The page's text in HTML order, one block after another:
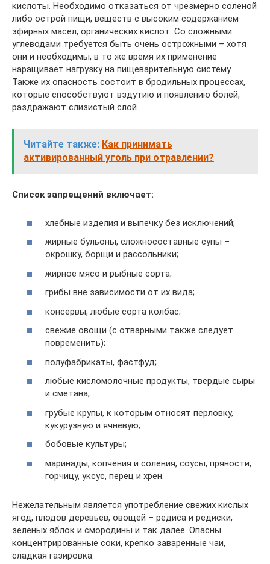
кислоты. Необходимо отказаться от чрезмерно соленой
либо острой пищи, веществ с высоким содержанием
эфирных масел, органических кислот. Со сложными
углеводами требуется быть очень острожными – хотя
они и необходимы, в то же время их применение
наращивает нагрузку на пищеварительную систему.
Также их опасность состоит в бродильных процессах,
которые способствуют вздутию и появлению болей,
раздражают слизистый слой.
Читайте также: Как принимать
активированный уголь при отравлении?
Список запрещений включает:
хлебные изделия и выпечку без исключений;
жирные бульоны, сложносоставные супы –
окрошку, борщи и рассольники;
жирное мясо и рыбные сорта;
грибы вне зависимости от их вида;
консервы, любые сорта колбас;
свежие овощи (с отварными также следует
повременить);
полуфабрикаты, фастфуд;
любые кисломолочные продукты, твердые сыры
и сметана;
грубые крупы, к которым относят перловку,
кукурузную и ячневую;
бобовые культуры;
маринады, копчения и соления, соусы, пряности,
горчицу, уксус, перец и хрен.
Нежелательным является употребление свежих кислых
ягод, плодов деревьев, овощей – редиса и редиски,
зеленых яблок и смородины и так далее. Опасны
концентрированные соки, крепко заваренные чаи,
сладкая газировка.